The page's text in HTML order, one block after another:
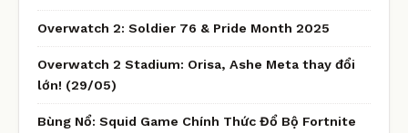
Overwatch 2: Soldier 76 & Pride Month 2025
Overwatch 2 Stadium: Orisa, Ashe Meta thay đổi
lớn! (29/05)
Bùng Nổ: Squid Game Chính Thức Đổ Bộ Fortnite